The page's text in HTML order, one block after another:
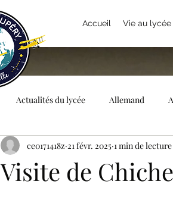
Accueil Vie au lycée
Actualités du lycée Allemand
E3D Economie Gestion EPS
Visite de
ce0171418z 21 févr. 2025 1 min de lecture